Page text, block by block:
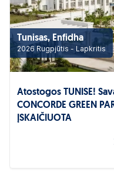
Tunisas, Enfidha
2026 Rugpjūtis - Lapkritis
Atostogos TUNISE!
CONCORDE GREEN
ĮSKAIČIUOTA